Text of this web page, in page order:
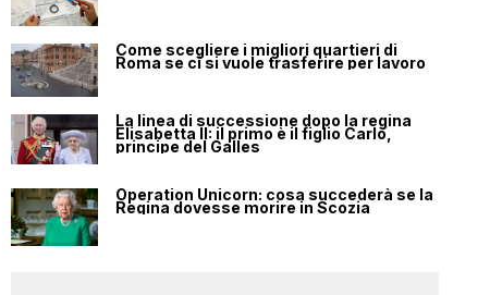
Come scegliere i migliori quartieri di
Roma se ci si vuole trasferire per lavoro
La linea di successione dopo la regina
Elisabetta II: il primo è il figlio Carlo,
principe del Galles
Operation Unicorn: cosa succederà se la
Regina dovesse morire in Scozia